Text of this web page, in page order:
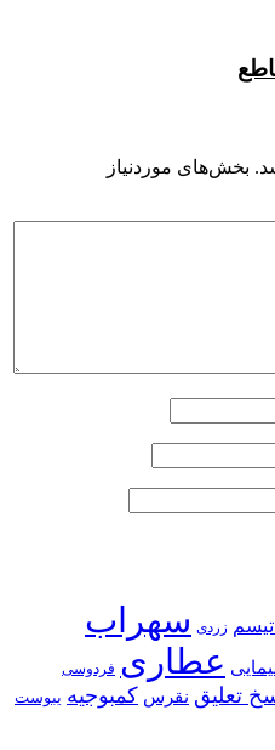
بخش‌های موردنیاز
زردی سهراب
عطاری فردوسی
تعلیق نقرس کمبوجیه یبوست